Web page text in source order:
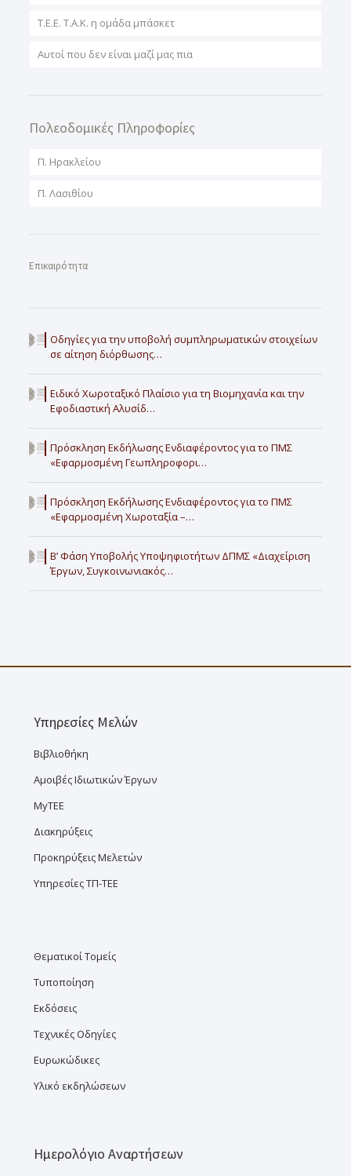
T.E.E. T.A.K. η ομάδα μπάσκετ
Αυτοί που δεν είναι μαζί μας πια
Πολεοδομικές Πληροφορίες
Π. Ηρακλείου
Π. Λασιθίου
Επικαιρότητα
Οδηγίες για την υποβολή συμπληρωματικών στοιχείων
σε αίτηση διόρθωσης…
Ειδικό Χωροταξικό Πλαίσιο για τη Βιομηχανία και την
Εφοδιαστική Αλυσίδ…
Πρόσκληση Εκδήλωσης Ενδιαφέροντος για το ΠΜΣ
«Εφαρμοσμένη Γεωπληροφορι…
Πρόσκληση Εκδήλωσης Ενδιαφέροντος για το ΠΜΣ
«Εφαρμοσμένη Χωροταξία –…
Β’ Φάση Υποβολής Υποψηφιοτήτων ΔΠΜΣ «Διαχείριση
Έργων, Συγκοινωνιακός…
Υπηρεσίες Μελών
Βιβλιοθήκη
Αμοιβές Ιδιωτικών Έργων
MyTEE
Διακηρύξεις
Προκηρύξεις Μελετών
Υπηρεσίες ΤΠ-ΤΕΕ
Θεματικοί Τομείς
Τυποποίηση
Εκδόσεις
Τεχνικές Οδηγίες
Ευρωκώδικες
Υλικό εκδηλώσεων
Ημερολόγιο Αναρτήσεων